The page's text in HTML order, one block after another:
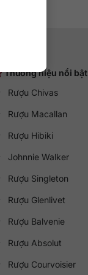
Thương hiệu nổi bật
Rượu Chivas
Rượu Macallan
Rượu Hibiki
Johnnie Walker
Rượu Singleton
Rượu Glenlivet
Rượu Balvenie
Rượu Absolut
Rượu Courvoisier